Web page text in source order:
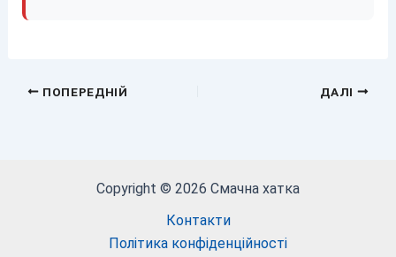
ПОПЕРЕДНІЙ ДАЛІ
Copyright © 2026 Смачна хатка
Контакти
Політика конфіденційності